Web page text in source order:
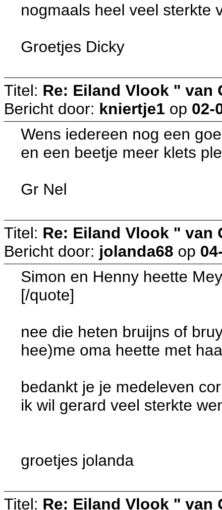
nogmaals heel veel sterkte
Groetjes Dicky
Titel: Re: Eiland Vlook " van
Bericht door: kniertje1 op 02-
Wens iedereen nog een
en een beetje meer klets
Gr Nel
Titel: Re: Eiland Vlook " van
Bericht door: jolanda68 op
Simon en Henny heette
[/quote]
nee die heten bruijns of
hee)me oma heette met
bedankt je je medeleven cor
ik wil gerard veel sterkte
groetjes jolanda
Titel: Re: Eiland Vlook " van